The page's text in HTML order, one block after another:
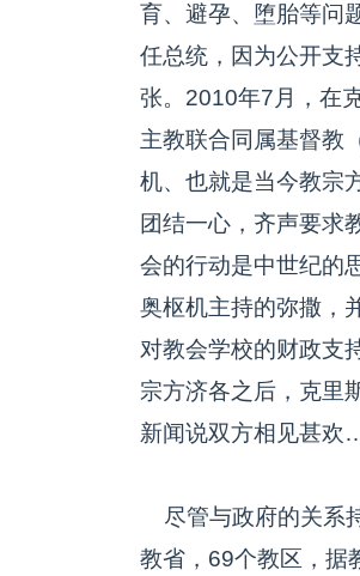
育、避孕、堕胎等问
任总统，因为公开支
张。2010年7月，在
主教联合同属基督教
机、也就是当今教宗
团结一心，齐声要求
会的行动是中世纪的
奥枢机主持的弥撒，
对教会学校的财政支
宗方济各之后，克里
新闻说双方相见甚欢
尽管与政府的关系
教省，69个教区，据